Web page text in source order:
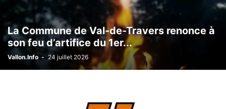
La Commune de Val-de-Travers renonce à
son feu d’artifice du 1er...
Vallon.Info - 24 juillet 2026